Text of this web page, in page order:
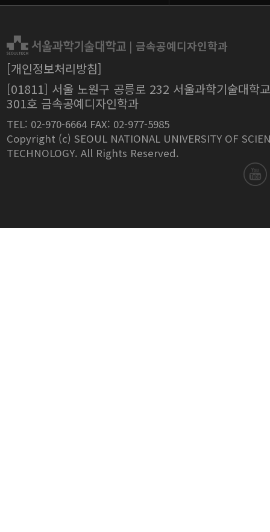
| 금속공예디자인학과
[개인정보처리방침]
[01811] 서울 노원구 공릉로 232 서울과학기술대학
301호 금속공예디자인학과
TEL: 02-970-6664 FAX: 02-977-5985
Copyright (c) SEOUL NATIONAL UNIVERSITY OF
TECHNOLOGY. All Rights Reserved.